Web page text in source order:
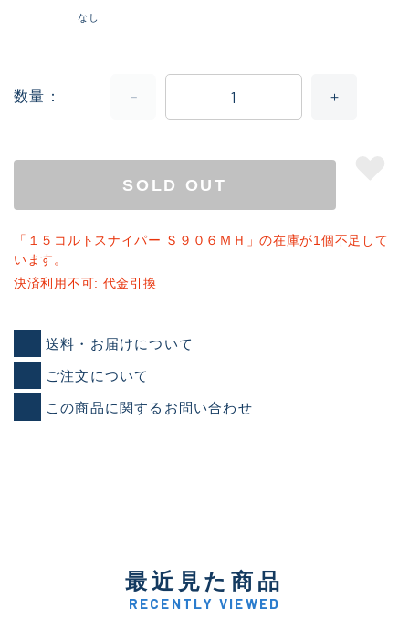
なし
数量
SOLD OUT
「１５コルトスナイパー Ｓ９０６ＭＨ」の在庫が1個不足して
います。
決済利用不可: 代金引換
送料・お届けについて
ご注文について
この商品に関するお問い合わせ
最近見た商品
RECENTLY VIEWED